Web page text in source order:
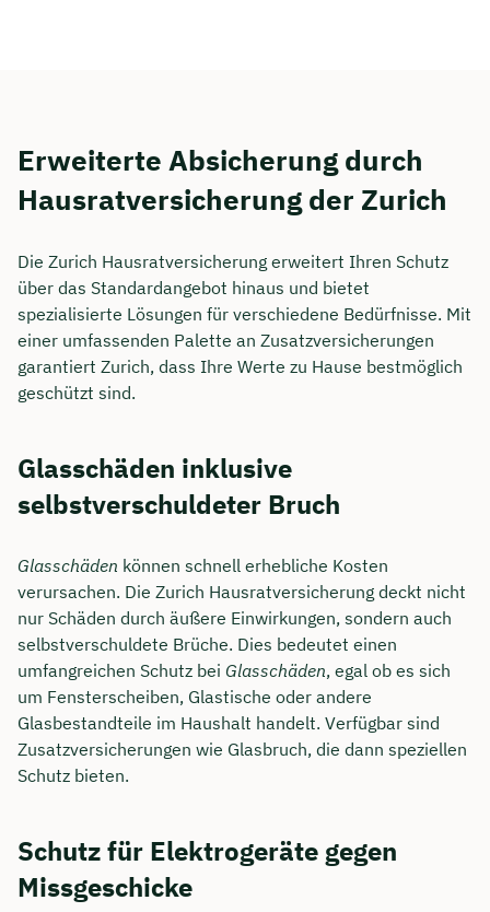
Erweiterte Absicherung durch
Hausratversicherung der Zurich
Die Zurich Hausratversicherung erweitert Ihren Schutz
über das Standardangebot hinaus und bietet
spezialisierte Lösungen für verschiedene Bedürfnisse. Mit
einer umfassenden Palette an Zusatzversicherungen
garantiert Zurich, dass Ihre Werte zu Hause bestmöglich
geschützt sind.
Glasschäden inklusive
selbstverschuldeter Bruch
Glasschäden können schnell erhebliche Kosten
verursachen. Die Zurich Hausratversicherung deckt nicht
nur Schäden durch äußere Einwirkungen, sondern auch
selbstverschuldete Brüche. Dies bedeutet einen
umfangreichen Schutz bei Glasschäden, egal ob es sich
um Fensterscheiben, Glastische oder andere
Glasbestandteile im Haushalt handelt. Verfügbar sind
Zusatzversicherungen wie Glasbruch, die dann speziellen
Schutz bieten.
Schutz für Elektrogeräte gegen
Missgeschicke